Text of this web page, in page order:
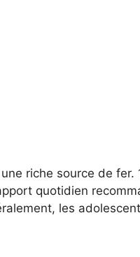
riche source de fer.
quotidien
les